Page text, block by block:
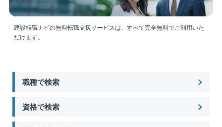
建設転職ナビの無料転職支援サービスは、すべて完全無料でご利用いた
だけます。
職種で検索
資格で検索